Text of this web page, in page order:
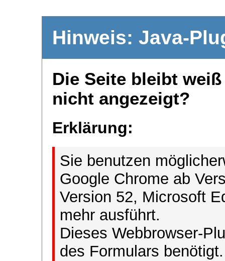
Hinweis: Java-
Die Seite bleibt
nicht angezeigt?
Erklärung:
Sie benutzen
Google Chrome ab
Version 52, Microsoft
mehr ausführt.
Dieses Webbrowser-
des Formulars benötigt.